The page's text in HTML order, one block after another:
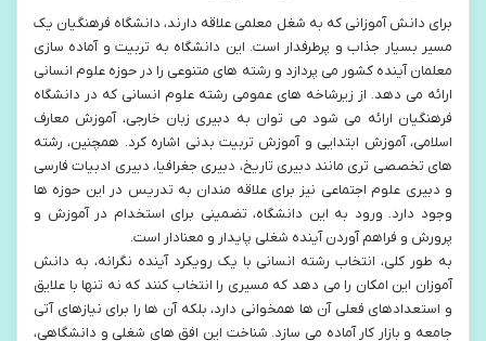
برای دانش آموزانی که به شغل معلمی علاقه دارند، دانشگاه فرهنگیان یک
مسیر بسیار جذاب و پرطرفدار است. این دانشگاه به تربیت و آماده سازی
معلمان آینده کشور می پردازد و رشته های متنوعی را در حوزه علوم انسانی
ارائه می دهد. از زیرشاخه های عمومی رشته علوم انسانی که در دانشگاه
فرهنگیان ارائه می شود می توان به دبیری زبان خارجی، آموزش معارف
اسلامی، آموزش ابتدایی و آموزش تربیت بدنی اشاره کرد. همچنین، رشته
های تخصصی تری مانند دبیری تاریخ، دبیری جغرافیا، دبیری ادبیات فارسی
و دبیری علوم اجتماعی نیز برای علاقه مندان به تدریس در این حوزه ها
وجود دارد. ورود به این دانشگاه، تضمینی برای استخدام در آموزش و
پرورش و فراهم آوردن آینده شغلی پایدار و معنادار است.
به طور کلی، انتخاب رشته انسانی با یک رویکرد آینده نگرانه، به دانش
آموزان این امکان را می دهد که مسیری را انتخاب کنند که نه تنها با علایق
و استعدادهای فعلی آن ها همخوانی دارد، بلکه آن ها را برای نیازهای آتی
جامعه و بازار کار آماده می سازد. شناخت این افق های شغلی و دانشگاهی،